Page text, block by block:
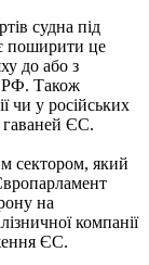
судна під
поширити це
до або з
РФ. Також
чи у російських
гаваней ЄС.
сектором, який
на
компанії
ЄС.